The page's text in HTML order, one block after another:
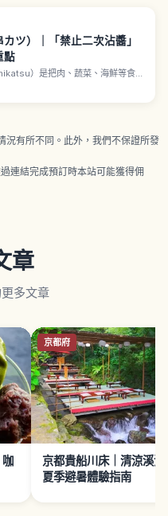
ツ）｜「禁止二次沾醬」
點
）是把肉、蔬菜、海鮮等食材
料理，外酥內嫩。一般認為串炸在
取醬補充。
況有所不同。此外，我們不保證所發
連結完成預訂時本站可能獲得佣
章
多文章
京都府
京都貴船川床｜清涼溪
夏季避暑體驗指南